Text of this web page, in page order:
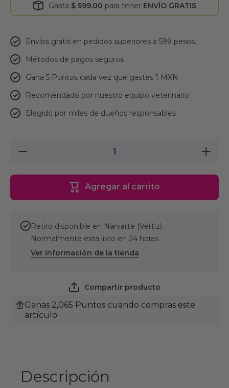
Gasta $ 599.00 para tener ENVÍO GRATIS
Envíos gratis en pedidos superiores a 599 pesos.
Métodos de pagos seguros
Gana 5 Puntos cada vez que gastes 1 MXN
Recomendado por nuestro equipo veterinario
Elegido por miles de dueños responsables
Reducir
Dogness
Aumentar
cantidad
para
Agregar al carrito
Retiro disponible en Narvarte (Vertiz)
Normalmente está listo en 24 horas
Ver información de la tienda
Compartir producto
Ganas 2,065 Puntos cuando compras este
artículo.
Descripción